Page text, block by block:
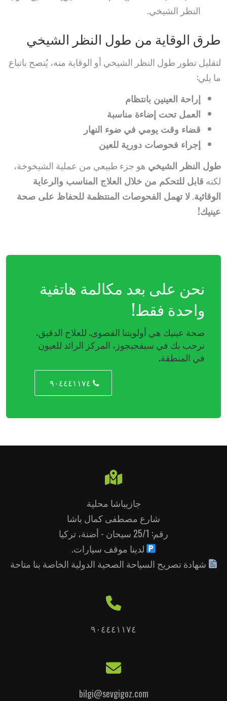
النظر الشيخي.
طرق الوقاية من طول النظر الشيخي
لتقليل تطور طول النظر الشيخي أو الوقاية منه، يُنصح باتباع
ما يلي:
إراحة العينين بانتظام
العمل تحت إضاءة مناسبة
قضاء وقت يومي في ضوء النهار
إجراء فحوصات دورية للعين
طول النظر الشيخي هو جزء طبيعي من عملية الشيخوخة،
لكنه قابل للتحكم من خلال العلاج المناسب والرعاية
الوقائية. لا تهمل الفحوصات المنتظمة للحفاظ على صحة
عينيك!
نحن على بعد مكالمة هاتفية
واحدة فقط!
صحة عينيك هي أولويتنا القصوى. للعلاج الدقيق،
نرحب بك في سيفجيجوز، المركز الرائد للعيون
في المنطقة.
٩٠٤٤٤١١٧٤
جازيباشا محلية
شارع مصطفى كمال باشا
رقم: 25/1 سيحان - أضنة، تركيا
لدينا موقف سيارات.
شهادة تصريح السياحة الصحية الدولية الخاصة بنا متاحة
٩٠٤٤٤١١٧٤
bilgi@sevgigoz.com